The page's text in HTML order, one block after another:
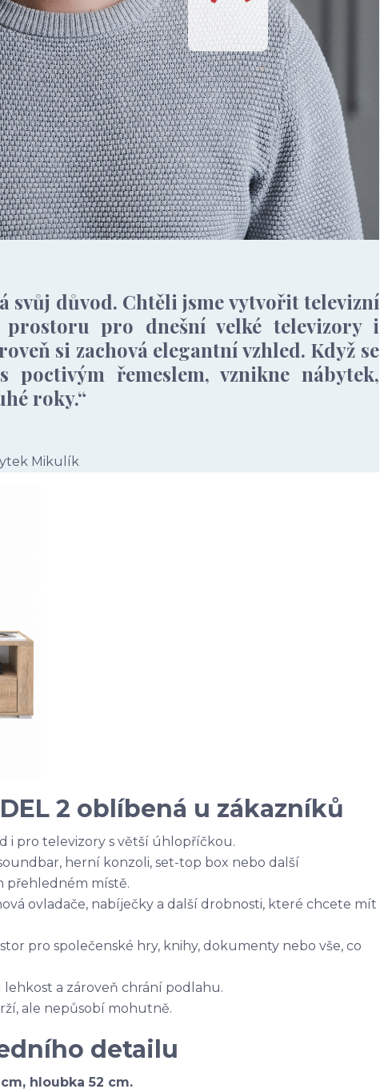
svůj důvod. Chtěli jsme vytvořit televizní
pro dnešní velké televizory i
si zachová elegantní vzhled. Když se
řemeslem, vznikne nábytek,
roky.“
Mikulík
2 oblíbená u zákazníků
i pro televizory s větší úhlopříčkou.
herní konzoli, set-top box nebo další
přehledném místě.
ovladače, nabíječky a další drobnosti, které chcete mít
pro společenské hry, knihy, dokumenty nebo vše, co
a zároveň chrání podlahu.
ale nepůsobí mohutně.
detailu
hloubka 52 cm.